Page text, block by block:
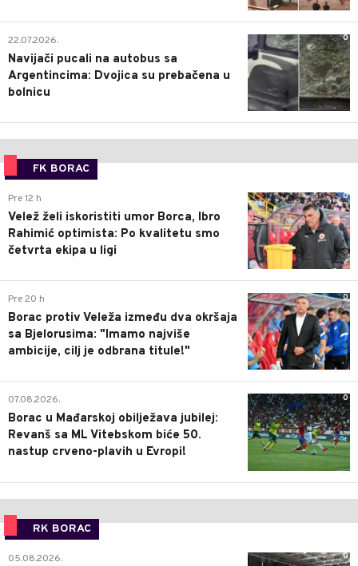
0
22.07.2026.
Navijači pucali na autobus sa
Argentincima: Dvojica su prebačena u
bolnicu
FK BORAC
0
Pre 12 h
Velež želi iskoristiti umor Borca, Ibro
Rahimić optimista: Po kvalitetu smo
četvrta ekipa u ligi
0
Pre 20 h
Borac protiv Veleža između dva okršaja
sa Bjelorusima: "Imamo najviše
ambicije, cilj je odbrana titule!"
0
07.08.2026.
Borac u Mađarskoj obilježava jubilej:
Revanš sa ML Vitebskom biće 50.
nastup crveno-plavih u Evropi!
RK BORAC
0
05.08.2026.